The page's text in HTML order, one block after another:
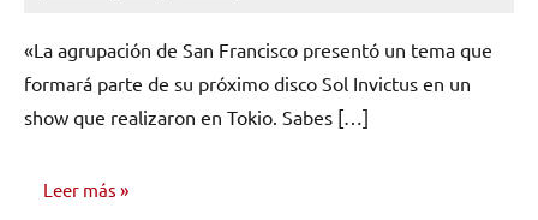
comentarios
«La agrupación de San Francisco presentó un tema que
formará parte de su próximo disco Sol Invictus en un
show que realizaron en Tokio. Sabes […]
Leer más